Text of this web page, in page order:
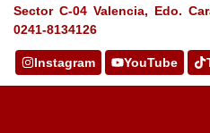
Sector C-04 Valencia, Edo.
0241-8134126
Instagram YouTube